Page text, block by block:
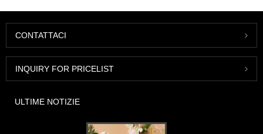
CONTATTACI
INQUIRY FOR PRICELIST
ULTIME NOTIZIE